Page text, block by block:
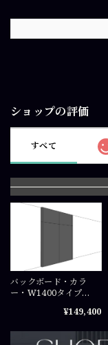
ショップの評価
すべて
バックボード・カラ
ー・W1400タイプ
×H2300（mm）COS-
¥149,400